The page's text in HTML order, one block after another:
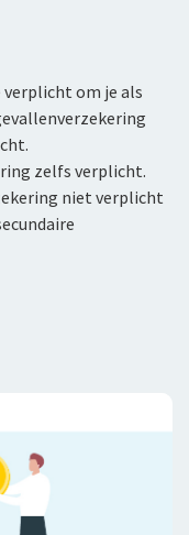
om je als
zelfs verplicht.
niet verplicht